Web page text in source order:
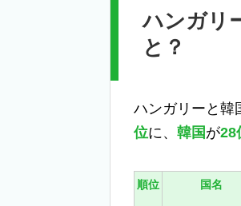
ハンガリ
と？
ハンガリーと韓
位に、 韓国 が28
順位 国名